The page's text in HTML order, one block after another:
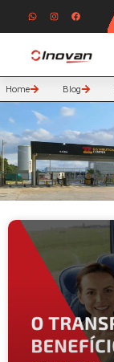
Home Blog